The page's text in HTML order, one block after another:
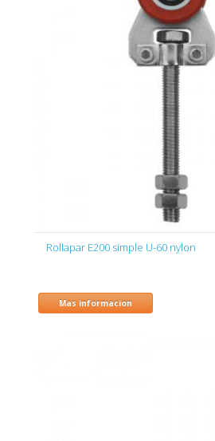
Rollapar E200 simple U-60 nylon
Mas informacion